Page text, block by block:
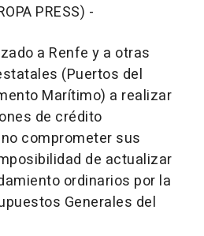
PRESS) -
a Renfe y a otras
(Puertos del
Marítimo) a realizar
de crédito
comprometer sus
de actualizar
ordinarios por la
Generales del